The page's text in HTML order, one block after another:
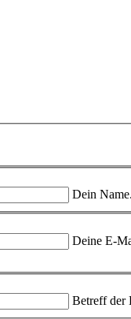
Dein
Deine E-
Betreff der